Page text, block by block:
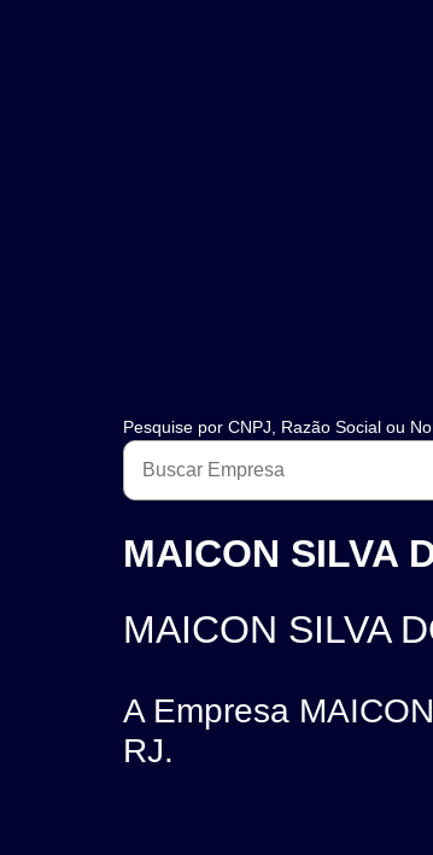
Pesquise por CNPJ, Razão Social ou
MAICON SILVA
MAICON SILVA
A Empresa
RJ.